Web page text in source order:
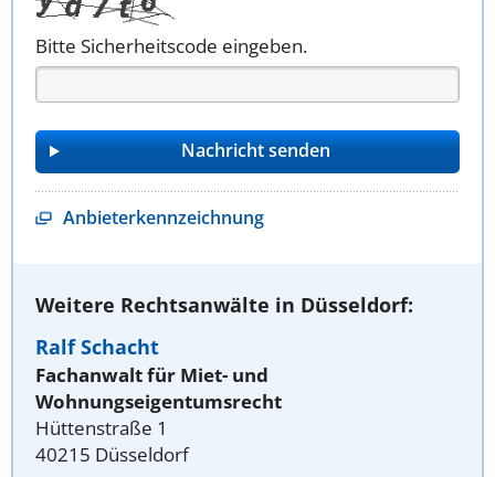
Bitte Sicherheitscode eingeben.
Anbieterkennzeichnung
Weitere Rechtsanwälte in Düsseldorf:
Ralf Schacht
Fachanwalt für Miet- und
Wohnungseigentumsrecht
Hüttenstraße 1
40215 Düsseldorf